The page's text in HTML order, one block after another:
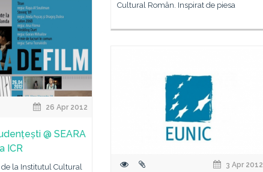
Cultural Român. Inspirat de piesa
26 Apr 2012
@ SEARA
ICR
de la Institutul Cultural
3 Apr 2012